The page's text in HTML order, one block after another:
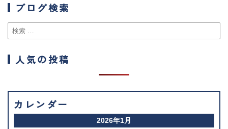
ブログ検索
人気の投稿
カレンダー
2026年1月